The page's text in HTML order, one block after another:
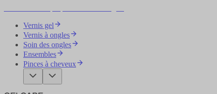
Vernis gel
Vernis à ongles
Soin des ongles
Ensembles
Pinces à cheveux